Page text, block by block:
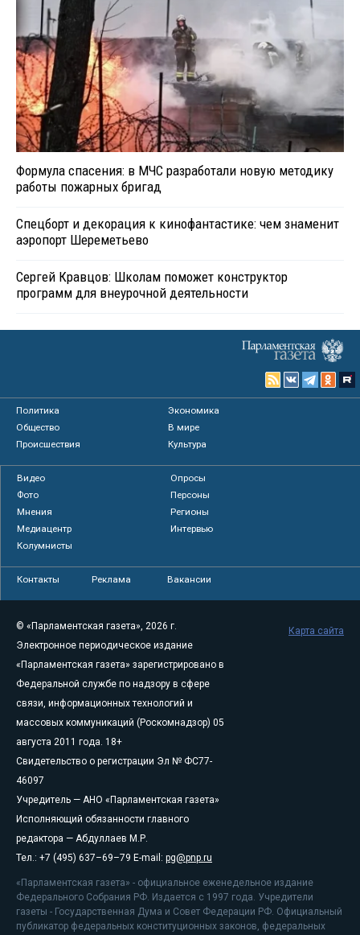
Формула спасения: в МЧС разработали новую методику
работы пожарных бригад
Спецборт и декорация к кинофантастике: чем знаменит
аэропорт Шереметьево
Сергей Кравцов: Школам поможет конструктор
программ для внеурочной деятельности
Политика
Экономика
Общество
В мире
Происшествия
Культура
Видео
Опросы
Фото
Персоны
Мнения
Регионы
Медиацентр
Интервью
Колумнисты
Контакты Реклама Вакансии
© «Парламентская газета», 2026 г.
Электронное периодическое издание
«Парламентская газета» зарегистрировано в
Федеральной службе по надзору в сфере
связи, информационных технологий и
массовых коммуникаций (Роскомнадзор) 05
августа 2011 года. 18+
Свидетельство о регистрации Эл № ФС77-
46097
Учредитель — АНО «Парламентская газета»
Исполняющий обязанности главного
редактора — Абдуллаев М.Р.
Тел.: +7 (495) 637–69–79 E-mail: pg@pnp.ru
«Парламентская газета» - официальное еженедельное издание
Федерального Собрания РФ. Издается с 1997 года. Учредители
газеты - Государственная Дума и Совет Федерации РФ. Официальный
публикатор федеральных конституционных законов, федеральных
Карта сайта